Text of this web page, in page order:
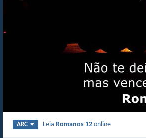
ARC LeiaRomanos 12 online